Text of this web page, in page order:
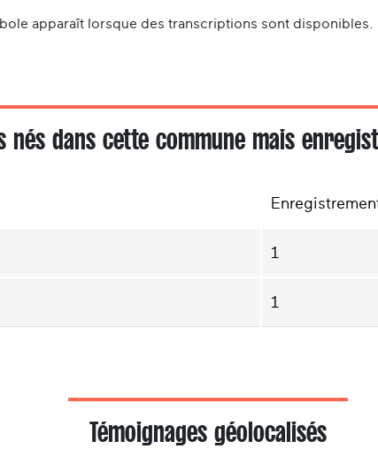
apparaît lorsque des transcriptions sont disponibles.
nés dans cette commune mais
1
1
Témoignages géolocalisés